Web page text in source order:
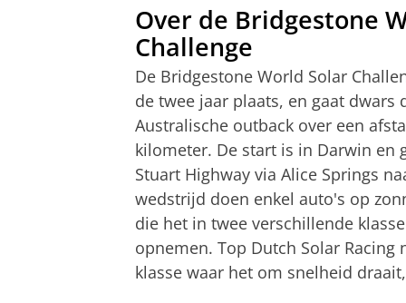
Naast de technische
Twee studenten van de RUG
bachelorstudent Artificial
(Applied) Mathematics. Samen
energie er binnenkomt,
auto kan rijden zonder de
eigen weerstation houden ze
welke weersomstandigheden
volgauto de “Chase” die direct
strategieteam in real time de
eindpunt. Zo bepalen zij
Green Falcon, gebaseerd op
catamaranvorm. Cala groeide
tijdens de race ook safety
kan de auto zo efficiënt mogelijk
onvoorspelbare Australische
70 km/u. Toch wist Top Dutch
resteren nog 597 kilometer tot
weersverwachting voorspelt
strategisten zal het team op
om voor de deadline van 17:00
voor om binnen vijf racedagen
verbeteren.
Over de Bridgestone
Challenge
De Bridgestone World Solar
de twee jaar plaats, en gaat dwars
Australische outback over een
kilometer. De start is in Darwin en
Stuart Highway via Alice Springs
wedstrijd doen enkel auto's op
die het in twee verschillende
opnemen. Top Dutch Solar Racing
klasse waar het om snelheid